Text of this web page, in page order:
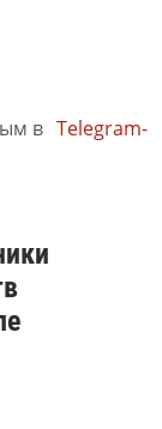
в Telegram-